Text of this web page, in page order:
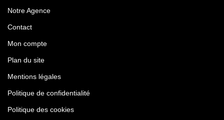
Notre Agence
Contact
Mon compte
Plan du site
Mentions légales
Politique de confidentialité
Politique des cookies